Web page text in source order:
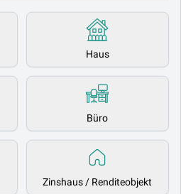
Haus
Büro
Zinshaus / Renditeobjekt